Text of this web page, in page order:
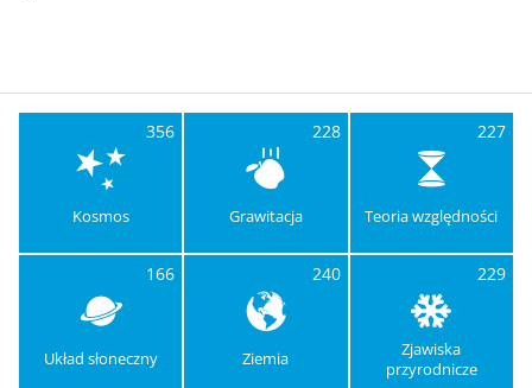
356
Kosmos
228
Grawitacja
227
Teoria względności
166
Układ słoneczny
240
Ziemia
229
Zjawiska
przyrodnicze